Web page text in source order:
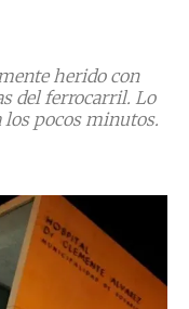
herido con
del ferrocarril. Lo
los pocos minutos.